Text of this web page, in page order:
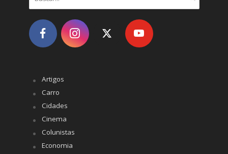
Artigos
Carro
Cidades
Cinema
Colunistas
Economia